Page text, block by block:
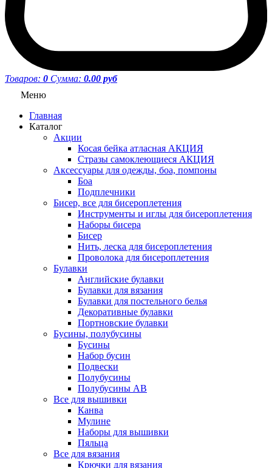
Товаров: 0 Сумма: 0.00 руб
Меню
Главная
Каталог
Акции
Косая бейка атласная АКЦИЯ
Стразы самоклеющиеся АКЦИЯ
Аксессуары для одежды, боа, помпоны
Боа
Подплечники
Бисер, все для бисероплетения
Инструменты и иглы для бисероплетения
Наборы бисера
Бисер
Нить, леска для бисероплетения
Проволока для бисероплетения
Булавки
Английские булавки
Булавки для вязания
Булавки для постельного белья
Декоративные булавки
Портновские булавки
Бусины, полубусины
Бусины
Набор бусин
Подвески
Полубусины
Полубусины AB
Все для вышивки
Канва
Мулине
Наборы для вышивки
Пяльца
Все для вязания
Крючки для вязания